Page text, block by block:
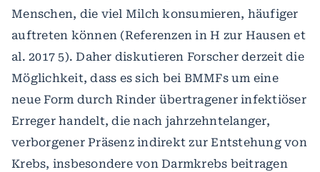
Menschen, die viel Milch konsumieren, häufiger
auftreten können (Referenzen in H zur Hausen et
al. 2017 5). Daher diskutieren Forscher derzeit die
Möglichkeit, dass es sich bei BMMFs um eine
neue Form durch Rinder übertragener infektiöser
Erreger handelt, die nach jahrzehntelanger,
verborgener Präsenz indirekt zur Entstehung von
Krebs, insbesondere von Darmkrebs beitragen